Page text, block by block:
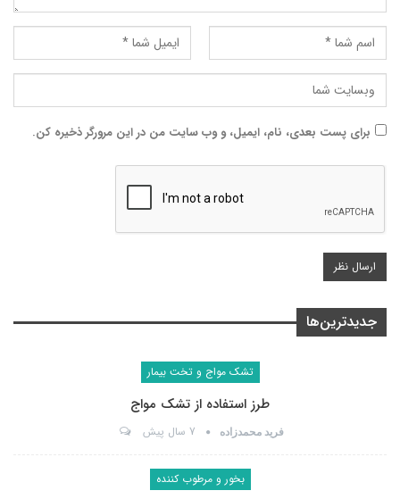
برای پست بعدی، نام، ایمیل، و وب سایت من در این مرورگر ذخیره کن.
جدیدترین‌ها
تشک مواج و تخت بیمار
طرز استفاده از تشک مواج
فرید محمدزاده 7 سال پیش
بخور و مرطوب کننده